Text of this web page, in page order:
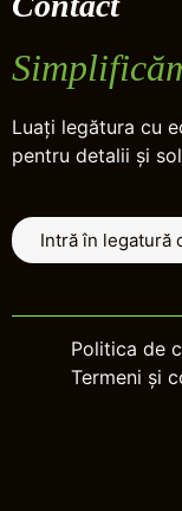
Luați legătura cu
pentru detalii și
Intră în legatură
Politica de
Termeni și